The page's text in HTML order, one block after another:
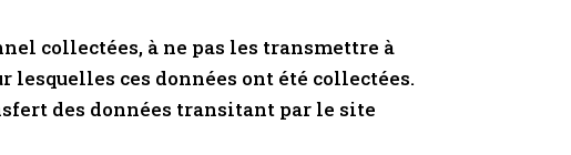
collectées, à ne pas les transmettre à
lesquelles ces données ont été collectées.
des données transitant par le site